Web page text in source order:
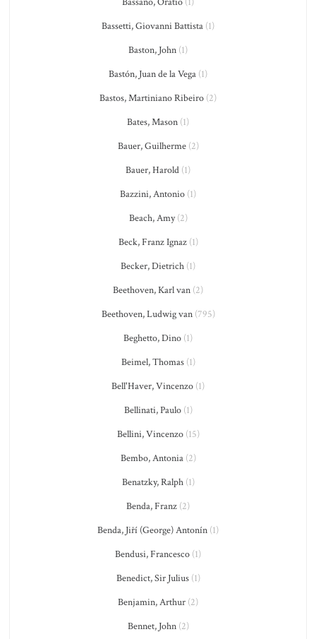
Bassetti, Giovanni Battista (1)
Baston, John (1)
Bastón, Juan de la Vega (1)
Bastos, Martiniano Ribeiro (2)
Bates, Mason (1)
Bauer, Guilherme(2)
Bauer, Harold (1)
Bazzini, Antonio (1)
Beach, Amy(2)
Beck, Franz Ignaz(1)
Becker, Dietrich (1)
Beethoven, Karl van (2)
Beethoven, Ludwig van(795)
Beghetto, Dino (1)
Beimel, Thomas(1)
Bell'Haver, Vincenzo (1)
Bellinati, Paulo(1)
Bellini, Vincenzo(15)
Bembo, Antonia(2)
Benatzky, Ralph(1)
Benda, Franz (2)
Benda, Jiří (George) Antonín (1)
Bendusi, Francesco (1)
Benedict, Sir Julius(1)
Benjamin, Arthur (2)
Bennet, John(2)